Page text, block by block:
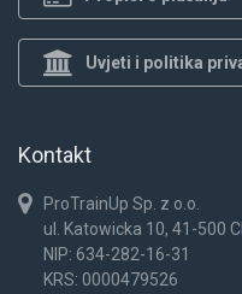
Uvjeti i politika
Kontakt
ProTrainUp Sp. z o.o.
ul. Katowicka 10, 41-500
NIP: 634-282-16-31
KRS: 0000479526